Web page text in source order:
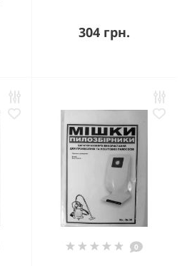
304 грн.
0